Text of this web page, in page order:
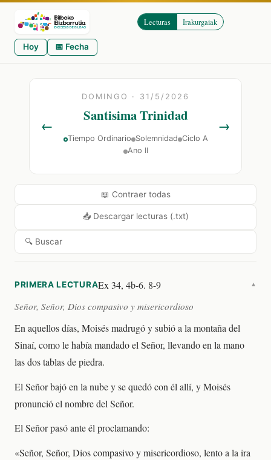
Lecturas Irakurgaiak
Hoy 📅 Fecha
← →
DOMINGO · 31/5/2026
Santisima Trinidad
Tiempo Ordinario Solemnidad Ciclo A
Ano II
📖 Contraer todas
📥 Descargar lecturas (.txt)
🔍 Buscar
PRIMERA LECTURAEx 34, 4b-6. 8-9 ▼
Señor, Señor, Dios compasivo y misericordioso
En aquellos días, Moisés madrugó y subió a la montaña del
Sinaí, como le había mandado el Señor, llevando en la mano
las dos tablas de piedra.
El Señor bajó en la nube y se quedó con él allí, y Moisés
pronunció el nombre del Señor.
El Señor pasó ante él proclamando:
«Señor, Señor, Dios compasivo y misericordioso, lento a la ira